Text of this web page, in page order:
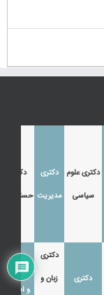
دکتری علوم
سیاسی
دکتری
مدیریت
دکتری
حسابداری
دکتری
دکتری
زبان و
دکتری زبان
و ادبیات